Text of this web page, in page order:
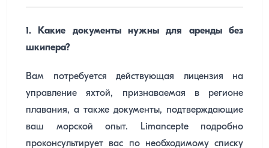
1. Какие документы нужны для аренды без
шкипера?
Вам потребуется действующая лицензия на
управление яхтой, признаваемая в регионе
плавания, а также документы, подтверждающие
ваш морской опыт. Limancepte подробно
проконсультирует вас по необходимому списку